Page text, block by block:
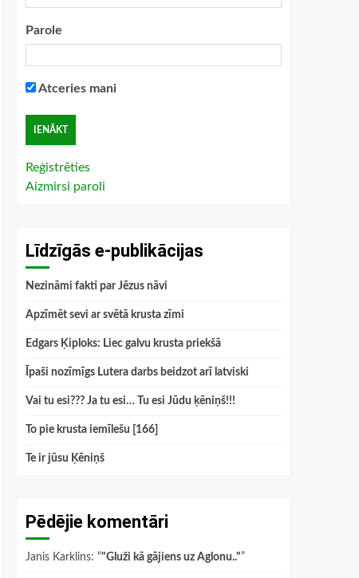
Parole
Atceries mani
Reģistrēties
Aizmirsi paroli
Līdzīgās e-publikācijas
Nezināmi fakti par Jēzus nāvi
Apzīmēt sevi ar svētā krusta zīmi
Edgars Ķiploks: Liec galvu krusta priekšā
Īpaši nozīmīgs Lutera darbs beidzot arī latviski
Vai tu esi??? Ja tu esi… Tu esi Jūdu ķēniņš!!!
To pie krusta iemīlešu [166]
Te ir jūsu Ķēniņš
Pēdējie komentāri
Janis Karklins: “"Gluži kā gājiens uz Aglonu.."”